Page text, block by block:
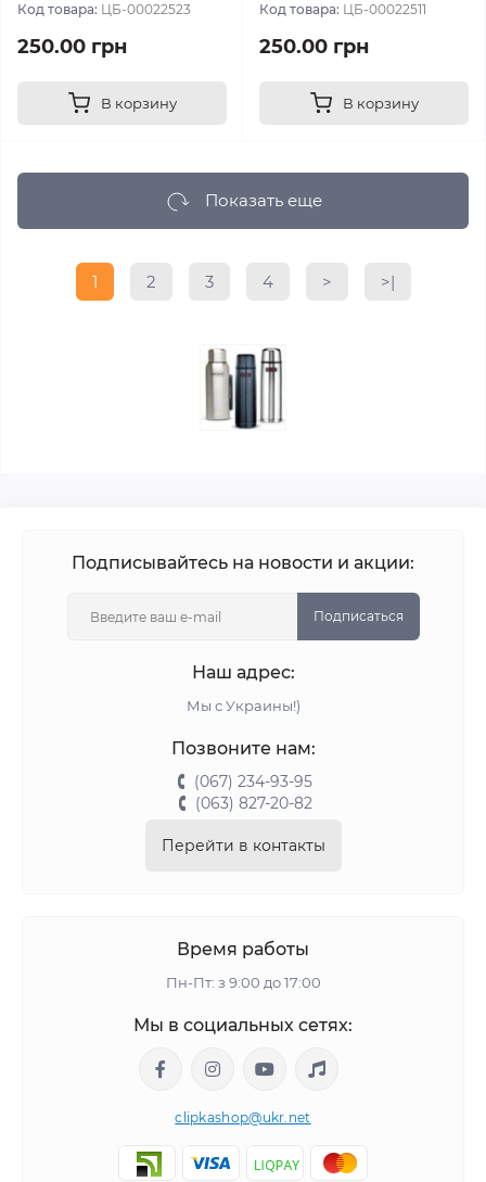
Код товара: ЦБ-00022523
250.00 грн
В корзину
Код товара: ЦБ-00022511
250.00 грн
В корзину
Показать еще
1 2 3 4 > >|
Подписывайтесь на новости и акции:
Подписаться
Наш адрес:
Мы с Украины!)
Позвоните нам:
(067) 234-93-95
(063) 827-20-82
Перейти в контакты
Время работы
Пн-Пт: з 9:00 до 17:00
Мы в социальных сетях:
clipkashop@ukr.net